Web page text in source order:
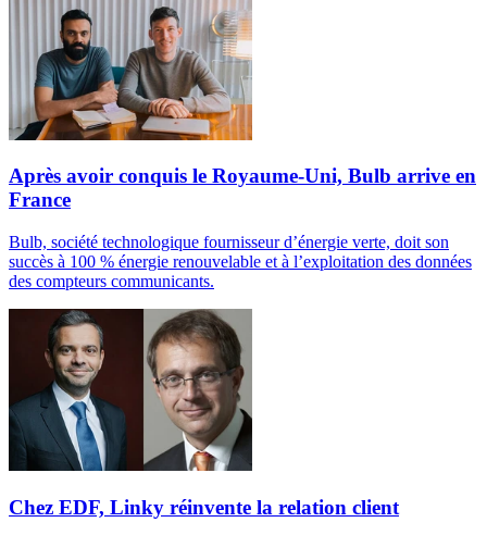
Après avoir conquis le Royaume-Uni, Bulb arrive en
France
Bulb, société technologique fournisseur d’énergie verte, doit son
succès à 100 % énergie renouvelable et à l’exploitation des données
des compteurs communicants.
Chez EDF, Linky réinvente la relation client